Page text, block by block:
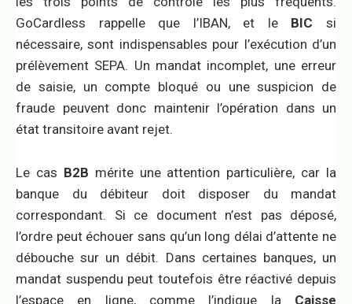
GoCardless rappelle que l’IBAN, et le BIC si
nécessaire, sont indispensables pour l’exécution d’un
prélèvement SEPA. Un mandat incomplet, une erreur
de saisie, un compte bloqué ou une suspicion de
fraude peuvent donc maintenir l’opération dans un
état transitoire avant rejet.
Le cas B2B mérite une attention particulière, car la
banque du débiteur doit disposer du mandat
correspondant. Si ce document n’est pas déposé,
l’ordre peut échouer sans qu’un long délai d’attente ne
débouche sur un débit. Dans certaines banques, un
mandat suspendu peut toutefois être réactivé depuis
l’espace en ligne, comme l’indique la Caisse